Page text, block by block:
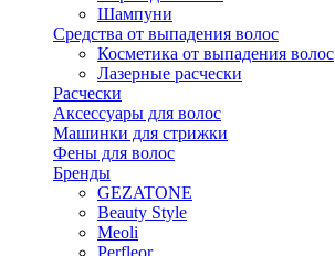
Шампуни
Средства от выпадения волос
Косметика от выпадения волос
Лазерные расчески
Расчески
Аксессуары для волос
Машинки для стрижки
Фены для волос
Бренды
GEZATONE
Beauty Style
Meoli
Perfleor